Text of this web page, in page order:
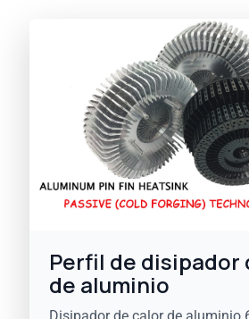
Perfil de disipador
de aluminio